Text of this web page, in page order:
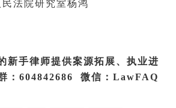
法院研究室杨鸿
新手律师提供案源拓展、执业进
：604842686 微信：LawFAQ